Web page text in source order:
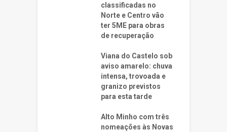
classificadas no
Norte e Centro vão
ter 5ME para obras
de recuperação
Viana do Castelo sob
aviso amarelo: chuva
intensa, trovoada e
granizo previstos
para esta tarde
Alto Minho com três
nomeações às Novas